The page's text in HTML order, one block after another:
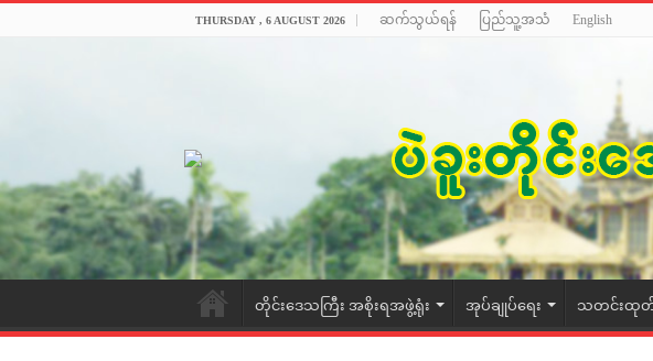
THURSDAY , 6 AUGUST 2026 ဆက်သွယ်ရန် ပြည်သူ့အသံ English
တိုင်းဒေသကြီး အစိုးရအဖွဲ့ရုံး အုပ်ချုပ်ရေး သတင်းထုတ်ပ